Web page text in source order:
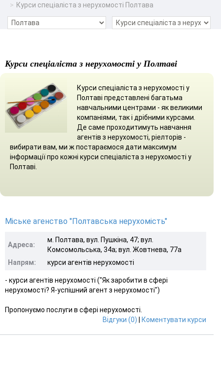
Курси спеціаліста з нерухомості Полтава
Курси спеціаліста з нерухомості у Полтаві
Курси спеціаліста з нерухомості у
Полтаві представлені багатьма
навчальними центрами - як великими
компаніями, так і дрібними курсами.
Де саме проходитимуть навчання
агентів з нерухомості, ріелторів -
вибирати вам, ми ж постараємося дати максимум
інформації про кожні курси спеціаліста з нерухомості у
Полтаві.
Міське агенство "Полтавська нерухомість"
Адреса:
м. Полтава, вул. Пушкіна, 47; вул.
Комсомольська, 34а; вул. Жовтнева, 77а
Напрям:
курси агентів нерухомості
- курси агентів нерухомості ("Як заробити в сфері
нерухомості? Я-успішний агент з нерухомості")
Пропонуємо послуги в сфері нерухомості.
Відгуки (0)
Коментувати курси